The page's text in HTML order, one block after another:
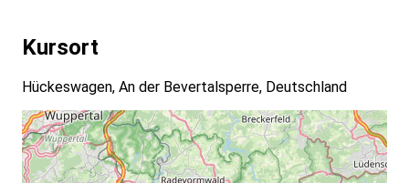
Kursort
Hückeswagen, An der Bevertalsperre, Deutschland